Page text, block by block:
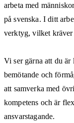
arbeta med
på svenska. I ditt
verktyg, vilket kräver
Vi ser gärna att du
bemötande och
att samverka med
kompetens och är
ansvarstagande.